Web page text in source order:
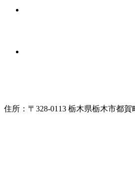
住所：〒328-0113 栃木県栃木市都賀